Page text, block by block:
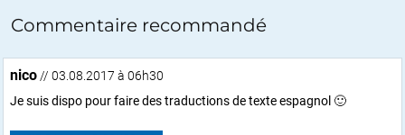
Commentaire recommandé
nico // 03.08.2017 à 06h30
Je suis dispo pour faire des traductions de texte espagnol 🙂